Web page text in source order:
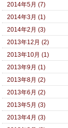
2014年5月 (7)
2014年3月 (1)
2014年2月 (3)
2013年12月 (2)
2013年10月 (1)
2013年9月 (1)
2013年8月 (2)
2013年6月 (2)
2013年5月 (3)
2013年4月 (3)